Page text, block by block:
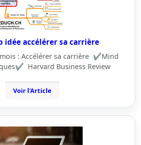
idée accélérer sa carrière
: Accélérer sa carrière ✔️Mind
Harvard Business Review
Voir l'Article